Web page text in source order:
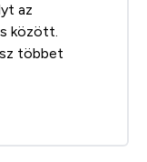
az
között.
többet